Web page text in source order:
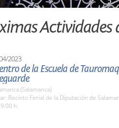
2023
de la Escuela de
(Salamanca)
Recinto Ferial de la Diputación de
h.